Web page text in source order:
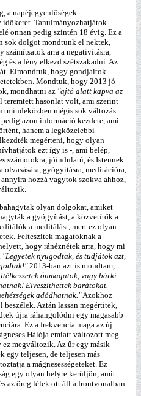
a napéjegyenlőségek
időkeret. Tanulmányozhatjátok
onnan pedig szintén 18 évig. Ez a
sok dolgot mondtunk el nektek,
arra a negativitásra,
és a fény elkezd szétszakadni. Az
Elmondtuk, hogy gondjaitok
Mondtuk, hogy 2013 jó
mondhatni az "ajtó alatt kapva az
teremtett hasonlat volt, ami szerint
mindeközben mégis sok változás
azon információ kezdete, ami
hanem a legközelebbi
megérteni, hogy olyan
ezt így is -, ami belép,
számotokra, jóindulatú, és Istennek
gyógyításra, meditációra,
hozzá vagytok szokva ahhoz,
olyan dolgokat, amiket
a gyógyítást, a közvetítők a
a meditálást, mert ez olyan
Felteszitek magatoknak a
hogy ránéznétek arra, hogy mi
"Legyetek nyugodtak, és tudjátok azt,
2013-ban azt is mondtam,
önmagatok, vagy bárki
Elveszíthettek barátokat.
adódhatnak."Azokhoz
Aztán lassan megértitek,
újra ráhangolódni egy magasabb
Ez a frekvencia maga az új
Hálója emiatt változott meg.
megváltozik. Az űr egy másik
egy teljesen, de teljesen más
a mágnesességeteket. Ez
egy olyan helyre kerüljön, amit
az öreg lélek ott áll a frontvonalban.